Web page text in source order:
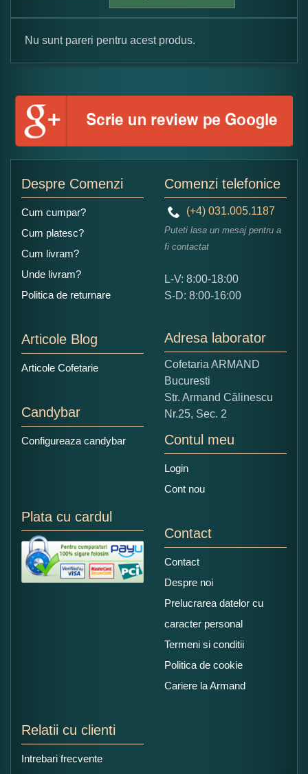
Formular pareri client
Numele dumneavoastra:
Ce nota acordati acestui produs?
5
Copiati alaturi numarul din imagine:
Nu sunt pareri pentru acest produs.
Despre Comenzi
Cum cumpar?
Cum platesc?
Cum livram?
Unde livram?
Politica de returnare
Articole Blog
Articole Cofetarie
Candybar
Configureaza candybar
Comenzi telefonice
(+4) 031.005.1187
Puteti lasa un mesaj pentru a
fi contactat
L-V: 8:00-18:00
S-D: 8:00-16:00
Adresa laborator
Cofetaria ARMAND
Bucuresti
Str. Armand Călinescu
Nr.25, Sec. 2
Contul meu
Login
Cont nou
Plata cu cardul
Contact
Contact
Despre noi
Prelucrarea datelor cu
caracter personal
Termeni si conditii
Politica de cookie
Cariere la Armand
Relatii cu clienti
Intrebari frecvente